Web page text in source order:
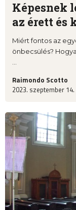
Képesnek
az érett és
Miért fontos az
önbecsülés?
Raimondo Scotto
2023. szeptember 14.